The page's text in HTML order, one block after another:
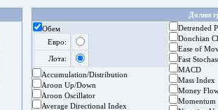
Долни
Обем
Евро:
Лота:
Accumulation/Distribution
Aroon Up/Down
Aroon Oscillator
Average Directional Index
Detrended
Donchian
Ease of
Fast
MACD
Mass Index
Money
Momentum